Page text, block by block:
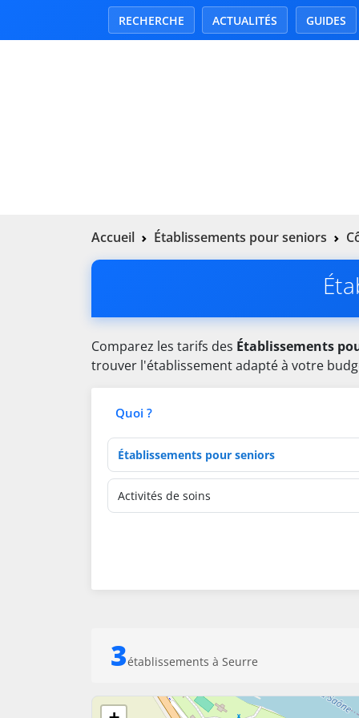
RECHERCHE ACTUALITÉS GUIDES
Accueil Établissements pour seniors
Comparez les tarifs des Établissements
trouver l'établissement adapté à votre
Quoi ?
Type d'établissement
Activités de soins
3établissements à Seurre